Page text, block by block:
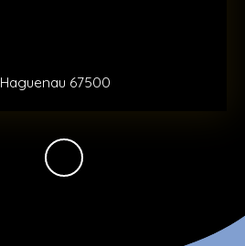
Haguenau 67500